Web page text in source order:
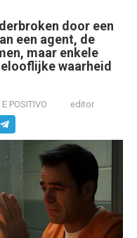
door een
een agent, de
maar enkele
waarheid
POSITIVO editor